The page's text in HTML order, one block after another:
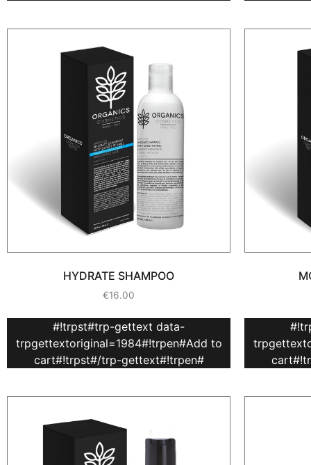
HYDRATE SHAMPOO
€16.00
#!trpst#trp-gettext data-
trpgettextoriginal=1984#!trpen#Add to
cart#!trpst#/trp-gettext#!trpen#